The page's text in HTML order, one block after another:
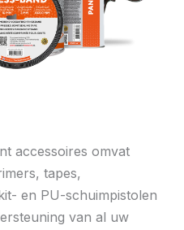
accessoires omvat
tapes,
en PU-schuimpistolen
van al uw